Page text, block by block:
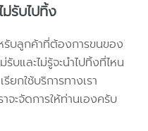
ม่รับไปทิ้ง
บลูกค้าที่ต้องการขนของ
บและไม่รู้จะนำไปทิ้งที่ไหน
กใช้บริการทางเรา
จะจัดการให้ท่านเองครับ